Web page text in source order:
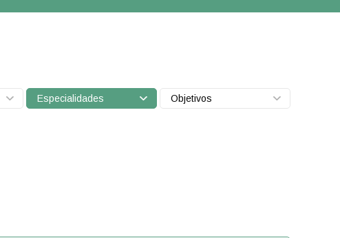
Especialidades Objetivos